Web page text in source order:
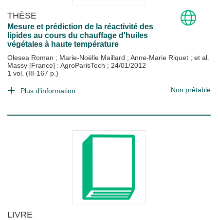
THÈSE
Mesure et prédiction de la réactivité des
lipides au cours du chauffage d'huiles
végétales à haute température
Olesea Roman ; Marie-Noëlle Maillard ; Anne-Marie Riquet ; et al.
Massy [France] : AgroParisTech ; 24/01/2012
1 vol. (III-167 p.)
Plus d'information... Non prêtable
LIVRE